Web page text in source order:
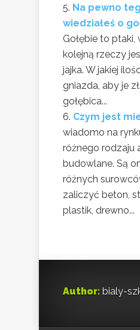
Na pewno
wiedziałeś o
Gołębie to ptaki,
kolejną rzeczy
jajka. W jakiej
gniazda, aby je
gołębica...
Czym jest
wiadomo na
różnego rodzaju
budowlane. Są
różnych
zaliczyć beton,
plastik, drewno...
Author: bialy-